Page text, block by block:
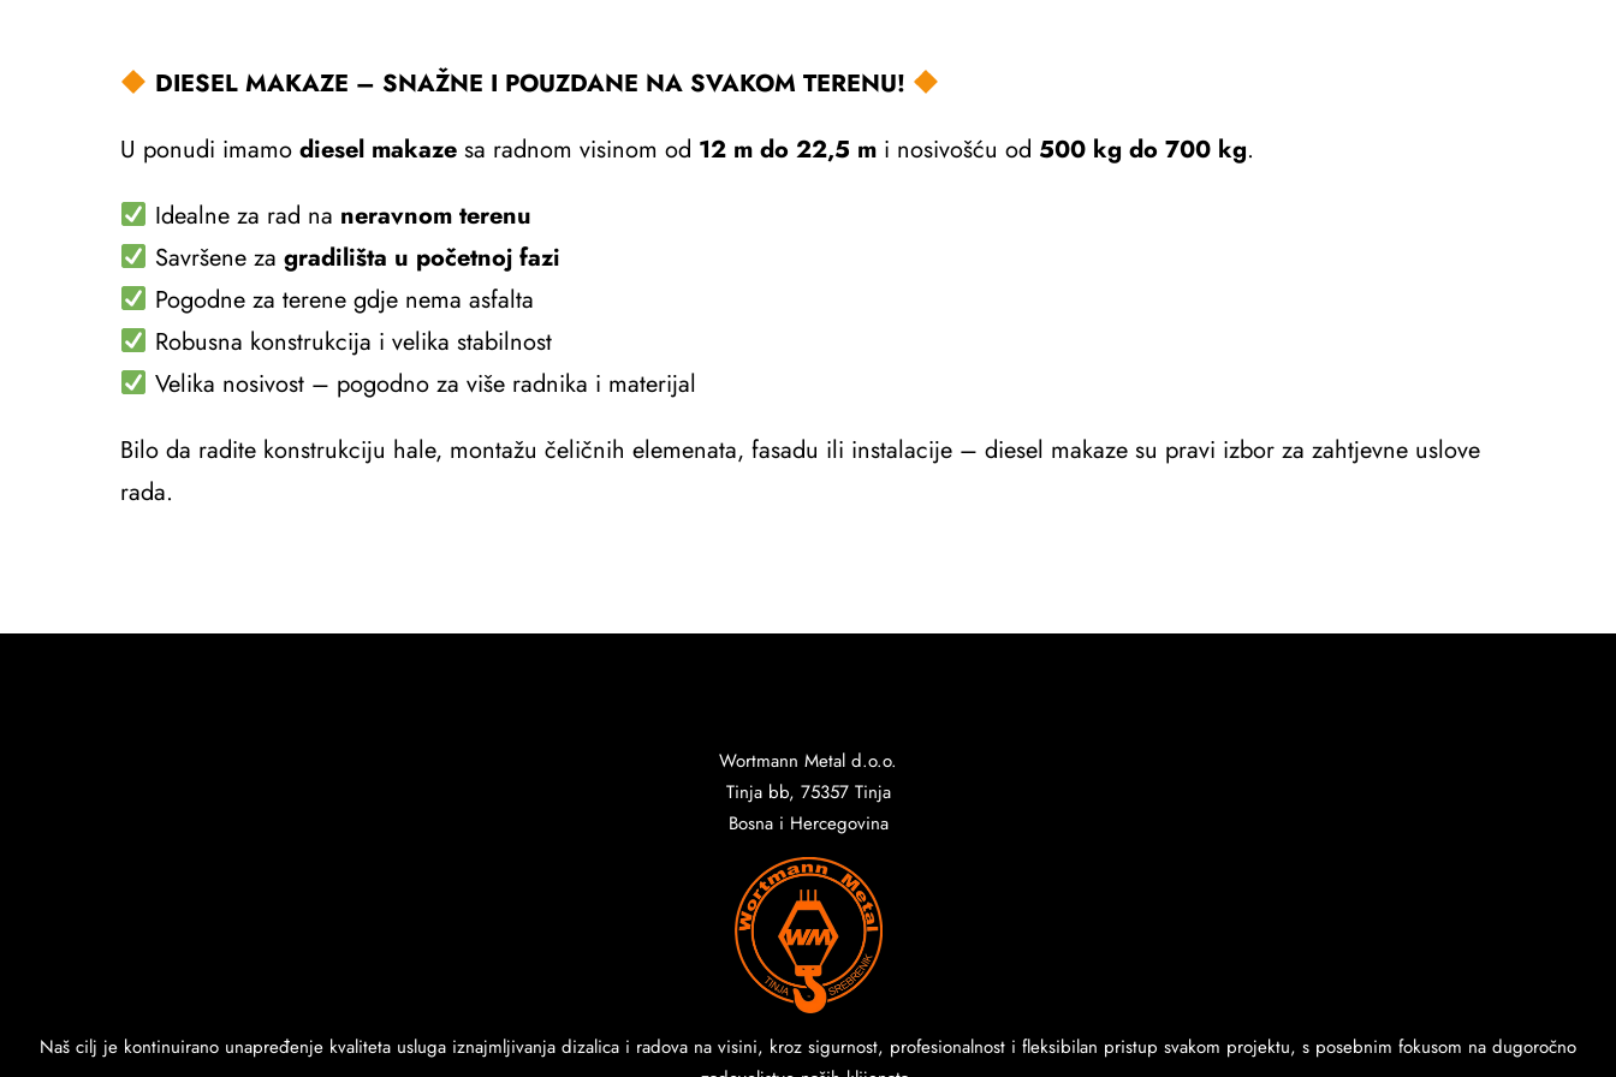
DIESEL MAKAZE – SNAŽNE I POUZDANE NA SVAKOM TERENU!
U ponudi imamo diesel makaze sa radnom visinom od 12 m do 22,5 m i nosivošću od 500 kg do 700 kg.
Idealne za rad na neravnom terenu
Savršene za gradilišta u početnoj fazi
Pogodne za terene gdje nema asfalta
Robusna konstrukcija i velika stabilnost
Velika nosivost – pogodno za više radnika i materijal
Bilo da radite konstrukciju hale, montažu čeličnih elemenata, fasadu ili instalacije – diesel makaze su pravi izbor za zahtjevne uslove
rada.
Wortmann Metal d.o.o.
Tinja bb, 75357 Tinja
Bosna i Hercegovina
Naš cilj je kontinuirano unapređenje kvaliteta usluga iznajmljivanja dizalica i radova na visini, kroz sigurnost, profesionalnost i fleksibilan pristup svakom projektu, s posebnim fokusom na dugoročno